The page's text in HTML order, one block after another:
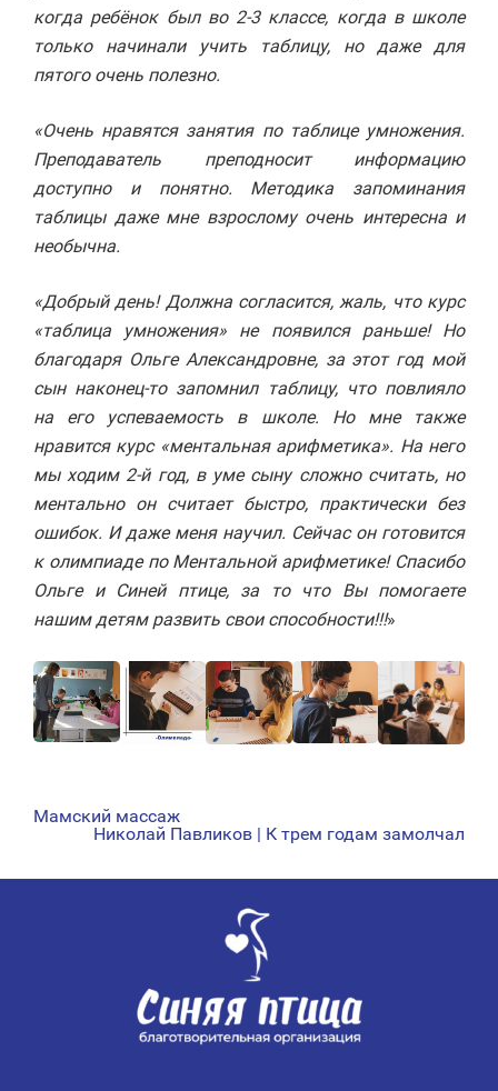
когда ребёнок был во 2-3 классе, когда в школе
только начинали учить таблицу, но даже для
пятого очень полезно.
«Очень нравятся занятия по таблице умножения.
Преподаватель преподносит информацию
доступно и понятно. Методика запоминания
таблицы даже мне взрослому очень интересна и
необычна.
«Добрый день! Должна согласится, жаль, что курс
«таблица умножения» не появился раньше! Но
благодаря Ольге Александровне, за этот год мой
сын наконец-то запомнил таблицу, что повлияло
на его успеваемость в школе. Но мне также
нравится курс «ментальная арифметика». На него
мы ходим 2-й год, в уме сыну сложно считать, но
ментально он считает быстро, практически без
ошибок. И даже меня научил. Сейчас он готовится
к олимпиаде по Ментальной арифметике! Спасибо
Ольге и Синей птице, за то что Вы помогаете
нашим детям развить свои способности!!!»
НАВИГАЦИЯ
Мамский массаж
Николай Павликов | К трем годам замолчал